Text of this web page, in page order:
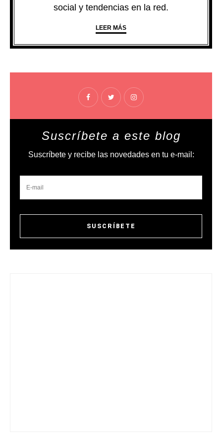
social y tendencias en la red.
LEER MÁS
Suscríbete a este blog
Suscríbete y recibe las novedades en tu e-mail: